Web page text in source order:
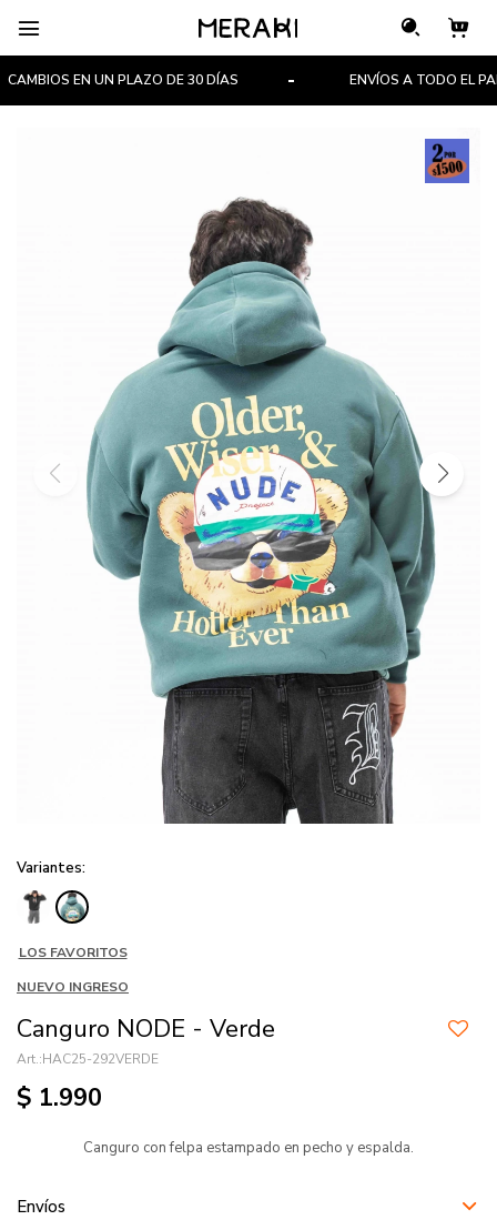

EN UN PLAZO DE 30 DÍAS ENVÍOS A TODO EL PAÍS
LOS FAVORITOS
NUEVO INGRESO
Canguro NODE - Verde
HAC25-292VERDE
$ 1.990
Canguro con felpa estampado en pecho y espalda.
Variantes:
Envíos